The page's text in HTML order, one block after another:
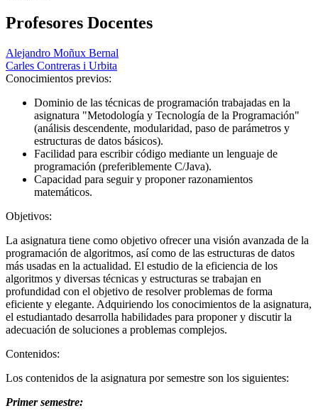
Profesores Docentes
Alejandro Moñux Bernal
Carles Contreras i Urbita
Conocimientos previos:
Dominio de las técnicas de programación trabajadas en la
asignatura "Metodología y Tecnología de la Programación"
(análisis descendente, modularidad, paso de parámetros y
estructuras de datos básicos).
Facilidad para escribir código mediante un lenguaje de
programación (preferiblemente C/Java).
Capacidad para seguir y proponer razonamientos
matemáticos.
Objetivos:
La asignatura tiene como objetivo ofrecer una visión avanzada de la
programación de algoritmos, así como de las estructuras de datos
más usadas en la actualidad. El estudio de la eficiencia de los
algoritmos y diversas técnicas y estructuras se trabajan en
profundidad con el objetivo de resolver problemas de forma
eficiente y elegante. Adquiriendo los conocimientos de la asignatura,
el estudiantado desarrolla habilidades para proponer y discutir la
adecuación de soluciones a problemas complejos.
Contenidos:
Los contenidos de la asignatura por semestre son los siguientes:
Primer semestre: